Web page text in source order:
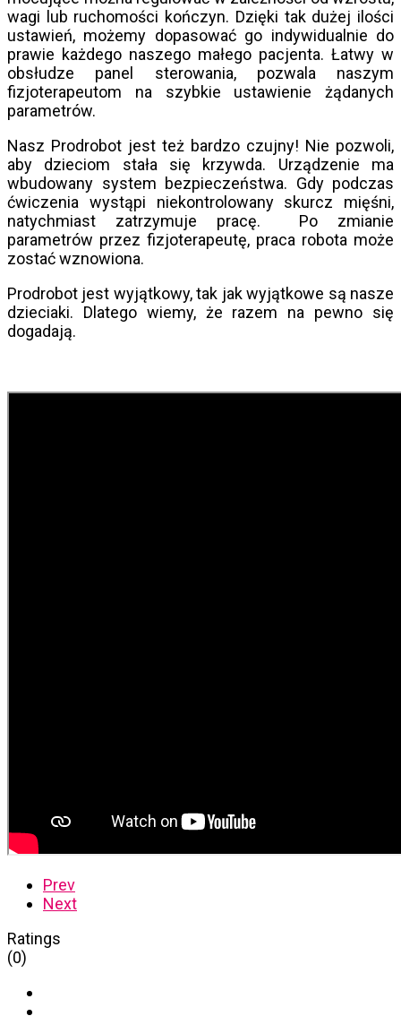
wagi lub ruchomości kończyn. Dzięki tak dużej ilości
ustawień, możemy dopasować go indywidualnie do
prawie każdego naszego małego pacjenta. Łatwy w
obsłudze panel sterowania, pozwala naszym
fizjoterapeutom na szybkie ustawienie żądanych
parametrów.
Nasz Prodrobot jest też bardzo czujny! Nie pozwoli,
aby dzieciom stała się krzywda. Urządzenie ma
wbudowany system bezpieczeństwa. Gdy podczas
ćwiczenia wystąpi niekontrolowany skurcz mięśni,
natychmiast zatrzymuje pracę. Po zmianie
parametrów przez fizjoterapeutę, praca robota może
zostać wznowiona.
Prodrobot jest wyjątkowy, tak jak wyjątkowe są nasze
dzieciaki. Dlatego wiemy, że razem na pewno się
dogadają.
Prev
Next
Ratings
(0)